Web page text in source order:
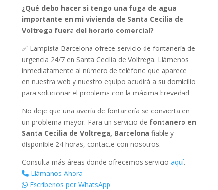
¿Qué debo hacer si tengo una fuga de agua
importante en mi vivienda de Santa Cecilia de
Voltrega fuera del horario comercial?
✅ Lampista Barcelona ofrece servicio de fontanería de
urgencia 24/7 en Santa Cecilia de Voltrega. Llámenos
inmediatamente al número de teléfono que aparece
en nuestra web y nuestro equipo acudirá a su domicilio
para solucionar el problema con la máxima brevedad.
No deje que una avería de fontanería se convierta en
un problema mayor. Para un servicio de fontanero en
Santa Cecilia de Voltrega, Barcelona fiable y
disponible 24 horas, contacte con nosotros.
Consulta más áreas donde ofrecemos servicio aquí.
Llámanos Ahora
Escríbenos por WhatsApp